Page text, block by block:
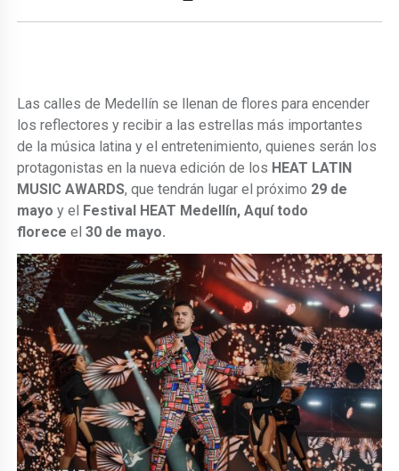
Las calles de Medellín se llenan de flores para encender
los reflectores y recibir a las estrellas más importantes
de la música latina y el entretenimiento, quienes serán los
protagonistas en la nueva edición de los HEAT LATIN
MUSIC AWARDS, que tendrán lugar el próximo 29 de
mayoy el
Festival HEAT Medellín, Aquí todo
florece el 30 de mayo.